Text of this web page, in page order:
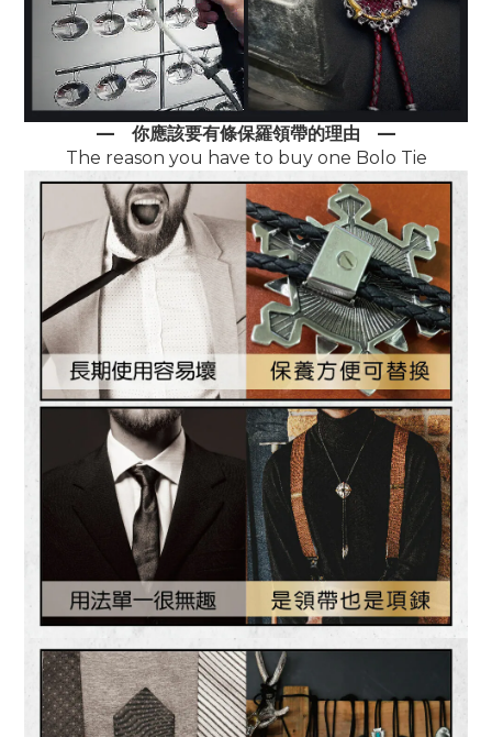
— 你應該要有條保羅領帶的理由 —
The reason you have to buy one Bolo Tie